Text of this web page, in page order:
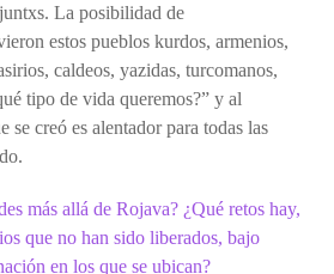
La posibilidad de
estos pueblos kurdos, armenios,
caldeos, yazidas, turcomanos,
tipo de vida queremos?” y al
se creó es alentador para todas las
más allá de Rojava? ¿Qué retos hay,
que no han sido liberados, bajo
en los que se ubican?